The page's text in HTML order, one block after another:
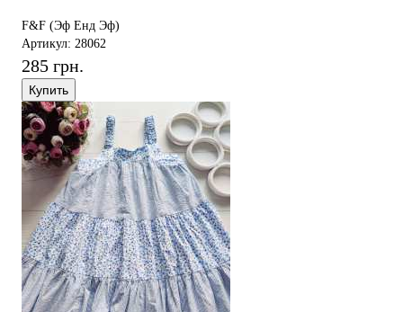
F&F (Эф Енд Эф)
Артикул: 28062
285 грн.
Купить